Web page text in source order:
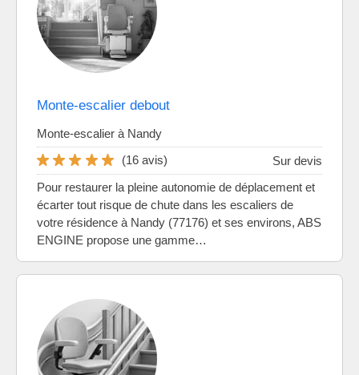
Monte-escalier debout
Monte-escalier à Nandy
(16 avis)
Sur devis
Pour restaurer la pleine autonomie de déplacement et
écarter tout risque de chute dans les escaliers de
votre résidence à Nandy (77176) et ses environs, ABS
ENGINE propose une gamme…